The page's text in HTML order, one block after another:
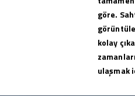
göre.
kolay
ulaşmak